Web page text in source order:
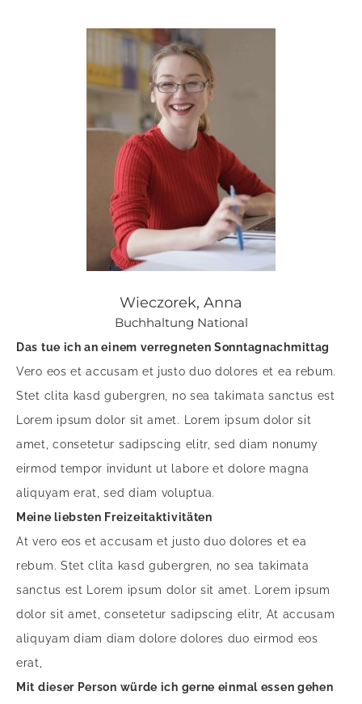
Wieczorek, Anna
Buchhaltung National
Das tue ich an einem verregneten Sonntagnachmittag
Vero eos et accusam et justo duo dolores et ea rebum.
Stet clita kasd gubergren, no sea takimata sanctus est
Lorem ipsum dolor sit amet. Lorem ipsum dolor sit
amet, consetetur sadipscing elitr, sed diam nonumy
eirmod tempor invidunt ut labore et dolore magna
aliquyam erat, sed diam voluptua.
Meine liebsten Freizeitaktivitäten
At vero eos et accusam et justo duo dolores et ea
rebum. Stet clita kasd gubergren, no sea takimata
sanctus est Lorem ipsum dolor sit amet. Lorem ipsum
dolor sit amet, consetetur sadipscing elitr, At accusam
aliquyam diam diam dolore dolores duo eirmod eos
erat,
Mit dieser Person würde ich gerne einmal essen gehen